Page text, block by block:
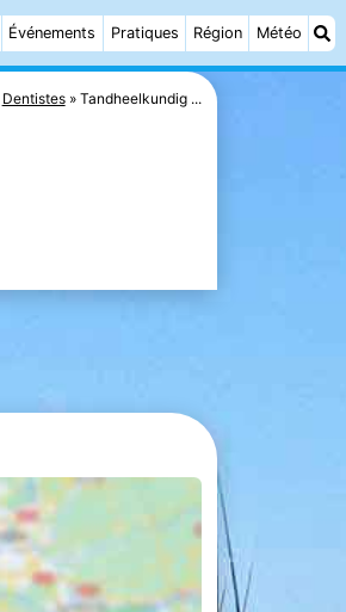
Événements Pratiques Région Météo
Dentistes Tandheelkundig ...